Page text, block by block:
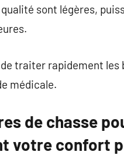
qualité sont légères,
traiter rapidement les
médicale.
de chasse
votre confort